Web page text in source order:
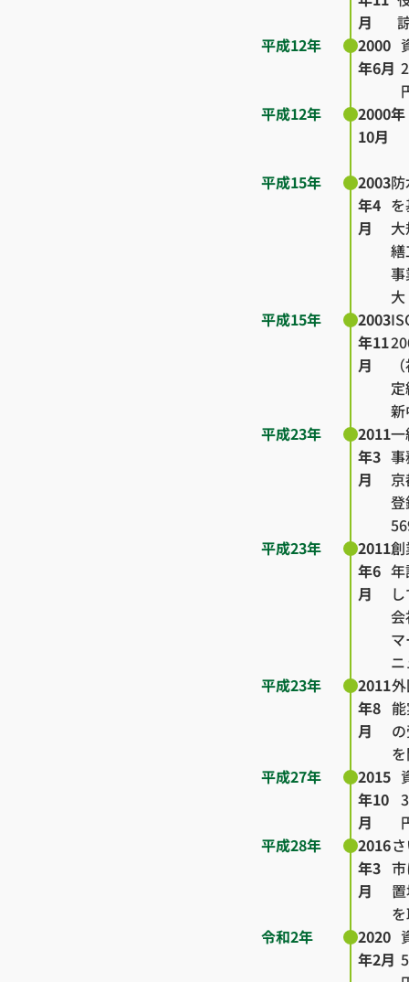
月
平成12年
2000
年6月
平成12年
2000年
10月
平成15年
2003
年4
月
大
平成15年
2003
年11
月
平成23年
2011
年3
月
平成23年
2011
年6
月
平成23年
2011
年8
月
平成27年
2015
年10
月
平成28年
2016
年3
月
令和2年
2020
年2月